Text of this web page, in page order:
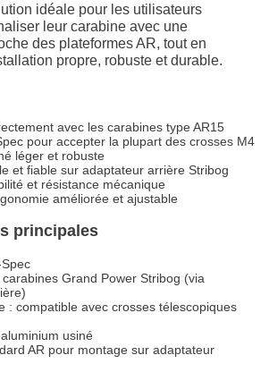
idéale pour les utilisateurs
leur carabine avec une
des plateformes AR, tout en
propre, robuste et durable.
avec les carabines type AR15
pour accepter la plupart des crosses M4
léger et robuste
et fiable sur adaptateur arrière Stribog
et résistance mécanique
améliorée et ajustable
principales
Grand Power Stribog (via
: compatible avec crosses télescopiques
usiné
AR pour montage sur adaptateur